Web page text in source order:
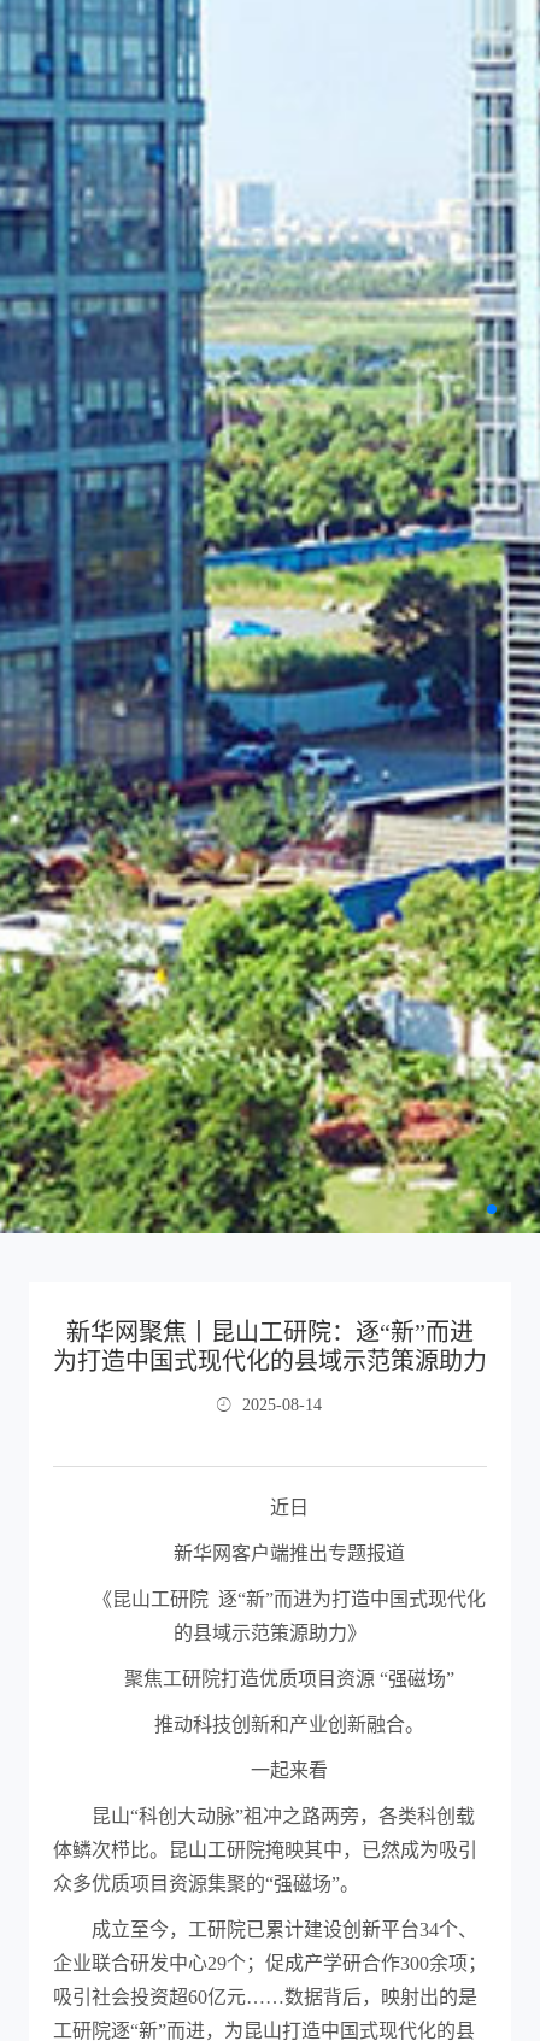
新华网聚焦丨昆山工研院：逐“新”而进
为打造中国式现代化的县域示范策源助力
2025-08-14
近日
新华网客户端推出专题报道
《昆山工研院 逐“新”而进为打造中国式现代化
的县域示范策源助力》
聚焦工研院打造优质项目资源 “强磁场”
推动科技创新和产业创新融合。
一起来看
昆山“科创大动脉”祖冲之路两旁，各类科创载
体鳞次栉比。昆山工研院掩映其中，已然成为吸引
众多优质项目资源集聚的“强磁场”。
成立至今，工研院已累计建设创新平台34个、
企业联合研发中心29个；促成产学研合作300余项；
吸引社会投资超60亿元……数据背后，映射出的是
工研院逐“新”而进，为昆山打造中国式现代化的县